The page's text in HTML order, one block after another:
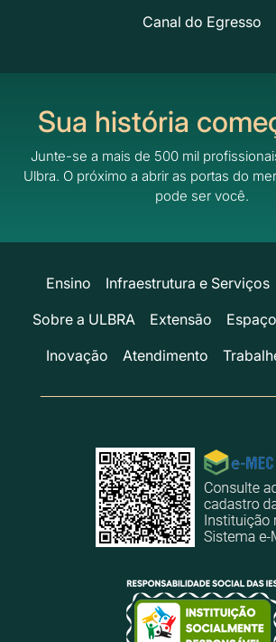
Canal do Egresso
Sua história
Junte-se a mais de 500 mil
Ulbra. O próximo a abrir as portas do
pode ser você.
Ensino Infraestrutura e Serviços
Sobre a ULBRA
Extensão
Inovação
Atendimento